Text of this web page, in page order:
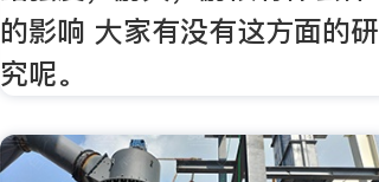
的影响 大家有没有这方面的研
究呢。